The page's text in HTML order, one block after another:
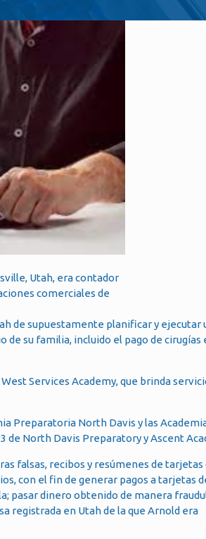
Utah, era contador
comerciales de
de supuestamente planificar y ejecutar
su familia, incluido el pago de cirugías
Services Academy, que brinda
Preparatoria North Davis y las
de North Davis Preparatory y Ascent
falsas, recibos y resúmenes de tarjetas
con el fin de generar pagos a tarjetas
pasar dinero obtenido de manera
registrada en Utah de la que Arnold era